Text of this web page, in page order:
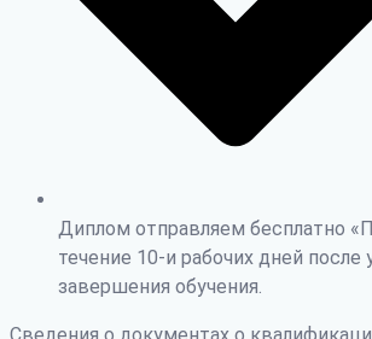
Диплом отправляем бесплатно
течение 10-и рабочих дней после
завершения обучения.